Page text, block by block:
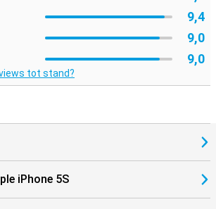
9,4
9,0
9,0
tot stand?
iPhone 5S